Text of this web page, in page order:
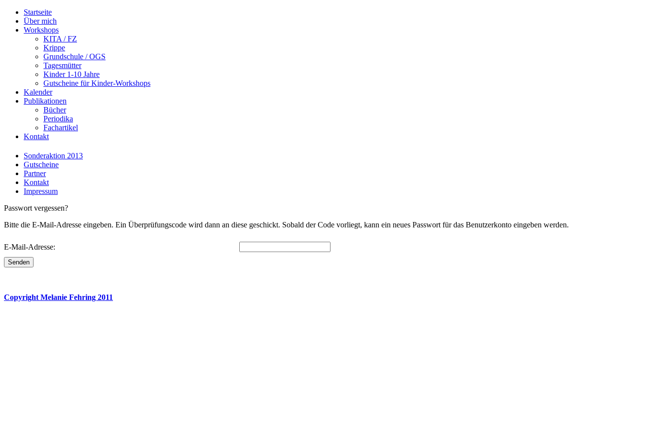
Startseite
Über mich
Workshops
KITA / FZ
Krippe
Grundschule / OGS
Tagesmütter
Kinder 1-10 Jahre
Gutscheine für Kinder-Workshops
Kalender
Publikationen
Bücher
Periodika
Fachartikel
Kontakt
Sonderaktion 2013
Gutscheine
Partner
Kontakt
Impressum
Passwort vergessen?
Bitte die E-Mail-Adresse eingeben. Ein Überprüfungscode wird dann an diese geschickt. Sobald der Code vorliegt, kann ein neues Passwort für das Benutzerkonto eingeben werden.
E-Mail-Adresse:
Senden
Copyright Melanie Fehring 2011